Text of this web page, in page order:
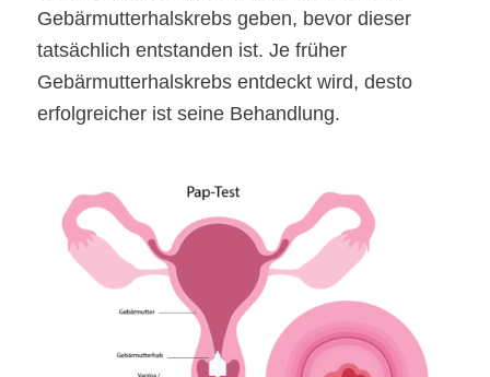
Gebärmutterhalskrebs geben, bevor dieser
tatsächlich entstanden ist. Je früher
Gebärmutterhalskrebs entdeckt wird, desto
erfolgreicher ist seine Behandlung.